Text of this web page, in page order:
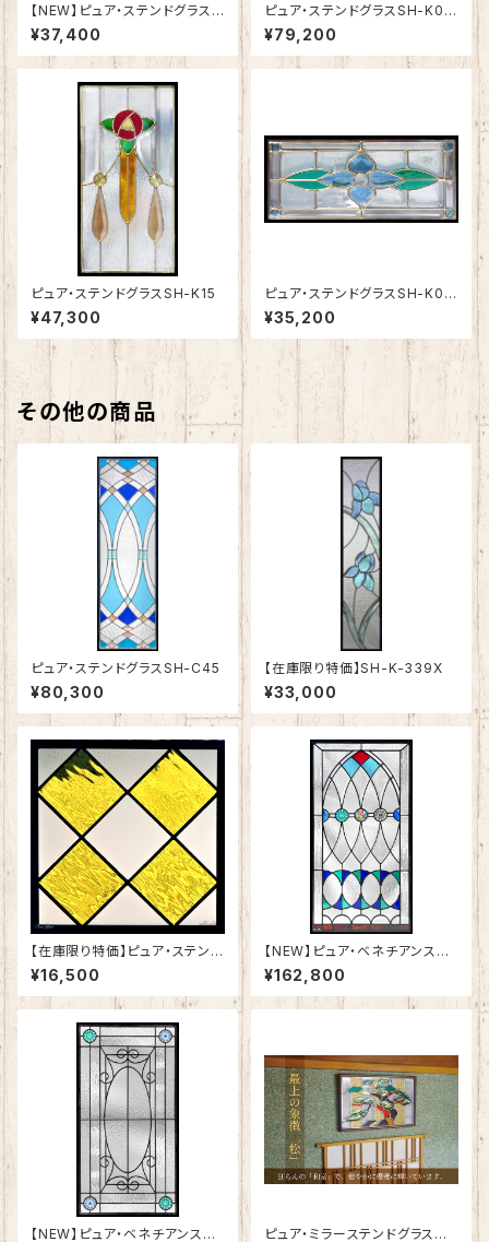
【NEW】ピュア・ステンドグラスS
H-K19
¥37,400
ピュア・ステンドグラスSH-K01
N
¥79,200
ピュア・ステンドグラスSH-K15
¥47,300
ピュア・ステンドグラスSH-K03
N
¥35,200
その他の商品
ピュア・ステンドグラスSH-C45
¥80,300
【在庫限り特価】SH-K-339X
¥33,000
【在庫限り特価】ピュア・ステンド
グラスSH-E124
¥16,500
【NEW】ピュア・ベネチアンステ
ンドグラスSH-VA02
¥162,800
【NEW】ピュア・ベネチアンステ ピュア・ミラーステンドグラス